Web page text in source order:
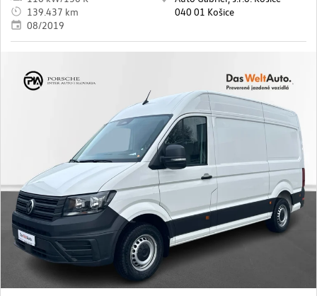
139.437 km
08/2019
040 01 Košice